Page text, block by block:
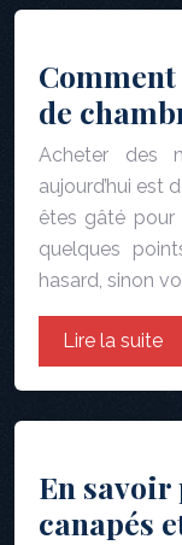
de
Acheter des
aujourd’hui est
êtes gâté pour
quelques
hasard, sinon
Lire la suite
En savoir
canapés